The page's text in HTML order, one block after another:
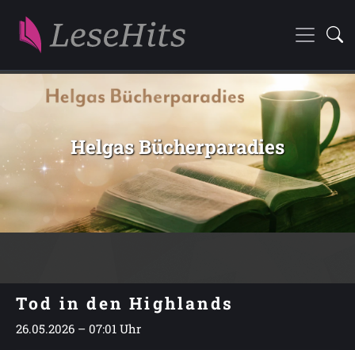
Helgas Bücherparadies
Tod in den Highlands
26.05.2026 – 07:01 Uhr